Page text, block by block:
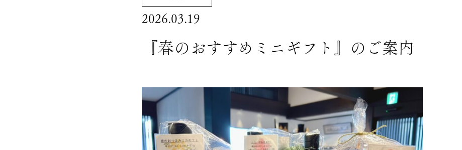
2026.03.19
『春のおすすめミニギフト』のご案内